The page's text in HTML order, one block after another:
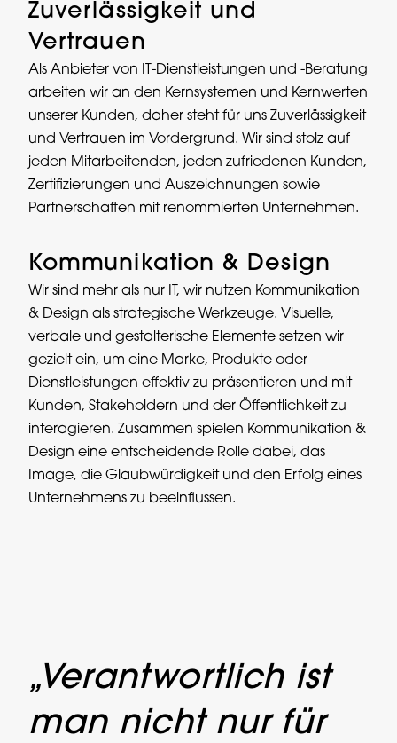
Zuverlässigkeit und
Vertrauen
Als Anbieter von IT-Dienstleistungen und -Beratung
arbeiten wir an den Kernsystemen und Kernwerten
unserer Kunden, daher steht für uns Zuverlässigkeit
und Vertrauen im Vordergrund. Wir sind stolz auf
jeden Mitarbeitenden, jeden zufriedenen Kunden,
Zertifizierungen und Auszeichnungen sowie
Partnerschaften mit renommierten Unternehmen.
Kommunikation & Design
Wir sind mehr als nur IT, wir nutzen Kommunikation
& Design als strategische Werkzeuge. Visuelle,
verbale und gestalterische Elemente setzen wir
gezielt ein, um eine Marke, Produkte oder
Dienstleistungen effektiv zu präsentieren und mit
Kunden, Stakeholdern und der Öffentlichkeit zu
interagieren. Zusammen spielen Kommunikation &
Design eine entscheidende Rolle dabei, das
Image, die Glaubwürdigkeit und den Erfolg eines
Unternehmens zu beeinflussen.
„Verantwortlich ist
man nicht nur für